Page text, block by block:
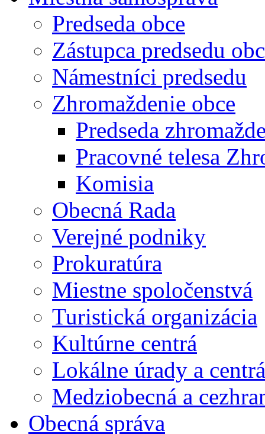
Predseda obce
Zástupca predsedu
Námestníci predsedu
Zhromaždenie obce
Predseda
Pracovné telesa
Komisia
Obecná Rada
Verejné podniky
Prokuratúra
Miestne spoločenstvá
Turistická organizácia
Kultúrne centrá
Lokálne úrady a centrá
Medziobecná a
Obecná správa